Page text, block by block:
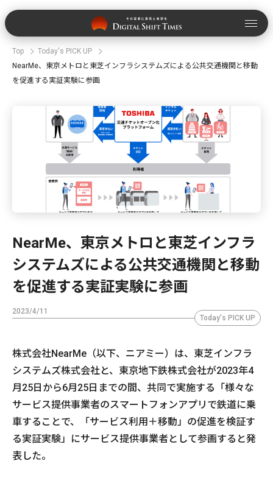
Top
Today's PICK UP
NearMe、東京メトロと東芝インフラシステムズによる公共交通機関と移動
を促進する実証実験に参画
NearMe、東京メトロと東芝インフラ
システムズによる公共交通機関と移動
を促進する実証実験に参画
2023/4/11
Today's PICK UP
株式会社NearMe（以下、ニアミー）は、東芝インフラ
システムズ株式会社と、東京地下鉄株式会社が2023年4
月25日から6月25日までの間、共同で実施する「様々な
サービス提供事業者のスマートフォンアプリで鉄道に乗
車することで、「サービス利用＋移動」の促進を検証す
る実証実験」にサービス提供事業者として参画すると発
表した。